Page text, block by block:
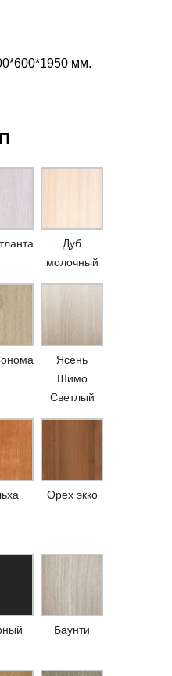
мм.
Дуб
молочный
Ясень
Шимо
Светлый
Орех экко
Баунти